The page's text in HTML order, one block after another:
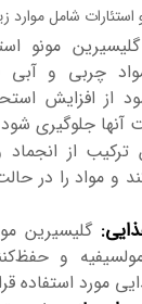
شامل موارد
مونو
چربی و آبی
افزایش
جلوگیری شود.
از انجماد
و مواد را در
گلیسیرین مونو
و
استفاده قرار